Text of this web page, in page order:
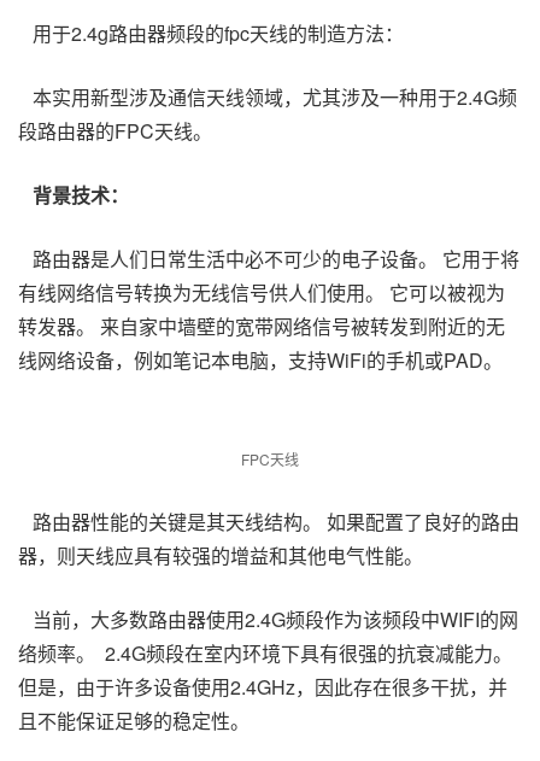
用于2.4g路由器频段的fpc天线的制造方法：
本实用新型涉及通信天线领域，尤其涉及一种用于2.4G频
段路由器的FPC天线。
背景技术：
路由器是人们日常生活中必不可少的电子设备。 它用于将
有线网络信号转换为无线信号供人们使用。 它可以被视为
转发器。 来自家中墙壁的宽带网络信号被转发到附近的无
线网络设备，例如笔记本电脑，支持WiFi的手机或PAD。
FPC天线
路由器性能的关键是其天线结构。 如果配置了良好的路由
器，则天线应具有较强的增益和其他电气性能。
当前，大多数路由器使用2.4G频段作为该频段中WIFI的网
络频率。 2.4G频段在室内环境下具有很强的抗衰减能力。
但是，由于许多设备使用2.4GHz，因此存在很多干扰，并
且不能保证足够的稳定性。